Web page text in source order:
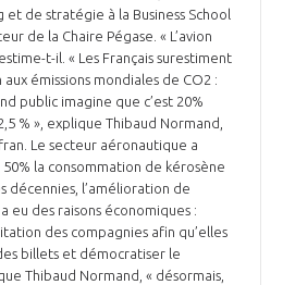
de stratégie à la Business School
de la Chaire Pégase. « L’avion
t-il. « Les Français surestiment
émissions mondiales de CO2 :
public imagine que c’est 20%
% », explique Thibaud Normand,
Le secteur aéronautique a
la consommation de kérosène
décennies, l’amélioration de
eu des raisons économiques :
des compagnies afin qu’elles
billets et démocratiser le
Thibaud Normand, « désormais,